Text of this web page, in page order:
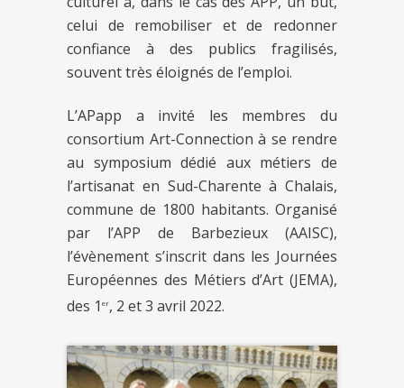
celui de remobiliser et de redonner
confiance à des publics fragilisés,
souvent très éloignés de l’emploi.
L’APapp a invité les membres du
consortium Art-Connection à se rendre
au symposium dédié aux métiers de
l’artisanat en Sud-Charente à Chalais,
commune de 1800 habitants. Organisé
par l’APP de Barbezieux (AAISC),
l’évènement s’inscrit dans les Journées
Européennes des Métiers d’Art (JEMA),
des 1 er, 2 et 3 avril 2022.